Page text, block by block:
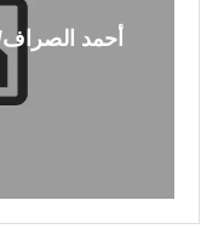
أحمد الصراف/